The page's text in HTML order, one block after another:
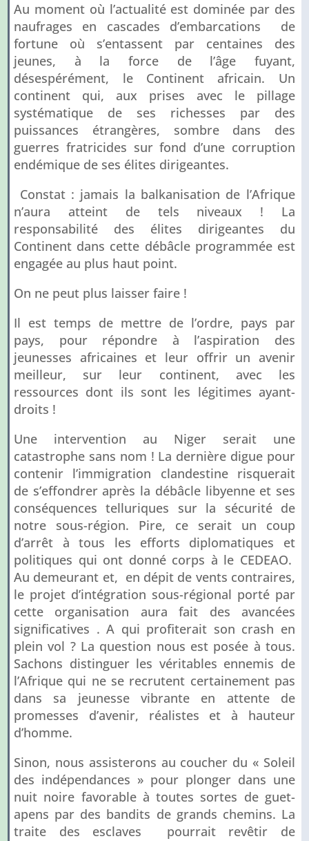
Au moment où l’actualité est dominée par des
naufrages en cascades d’embarcations de
fortune où s’entassent par centaines des
jeunes, à la force de l’âge fuyant,
désespérément, le Continent africain. Un
continent qui, aux prises avec le pillage
systématique de ses richesses par des
puissances étrangères, sombre dans des
guerres fratricides sur fond d’une corruption
endémique de ses élites dirigeantes.
Constat : jamais la balkanisation de l’Afrique
n’aura atteint de tels niveaux ! La
responsabilité des élites dirigeantes du
Continent dans cette débâcle programmée est
engagée au plus haut point.
On ne peut plus laisser faire !
Il est temps de mettre de l’ordre, pays par
pays, pour répondre à l’aspiration des
jeunesses africaines et leur offrir un avenir
meilleur, sur leur continent, avec les
ressources dont ils sont les légitimes ayant-
droits !
Une intervention au Niger serait une
catastrophe sans nom ! La dernière digue pour
contenir l’immigration clandestine risquerait
de s’effondrer après la débâcle libyenne et ses
conséquences telluriques sur la sécurité de
notre sous-région. Pire, ce serait un coup
d’arrêt à tous les efforts diplomatiques et
politiques qui ont donné corps à le CEDEAO.
Au demeurant et, en dépit de vents contraires,
le projet d’intégration sous-régional porté par
cette organisation aura fait des avancées
significatives . A qui profiterait son crash en
plein vol ? La question nous est posée à tous.
Sachons distinguer les véritables ennemis de
l’Afrique qui ne se recrutent certainement pas
dans sa jeunesse vibrante en attente de
promesses d’avenir, réalistes et à hauteur
d’homme.
Sinon, nous assisterons au coucher du « Soleil
des indépendances » pour plonger dans une
nuit noire favorable à toutes sortes de guet-
apens par des bandits de grands chemins. La
traite des esclaves pourrait revêtir de